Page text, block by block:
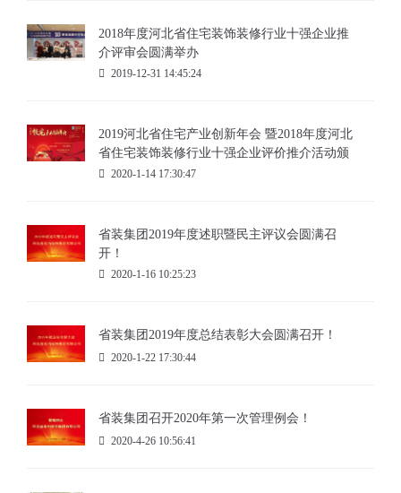
2018年度河北省住宅装饰装修行业十强企业推
介评审会圆满举办
2019-12-31 14:45:24
2019河北省住宅产业创新年会 暨2018年度河北
省住宅装饰装修行业十强企业评价推介活动颁
奖典礼盛大召开
2020-1-14 17:30:47
省装集团2019年度述职暨民主评议会圆满召
开！
2020-1-16 10:25:23
省装集团2019年度总结表彰大会圆满召开！
2020-1-22 17:30:44
省装集团召开2020年第一次管理例会！
2020-4-26 10:56:41